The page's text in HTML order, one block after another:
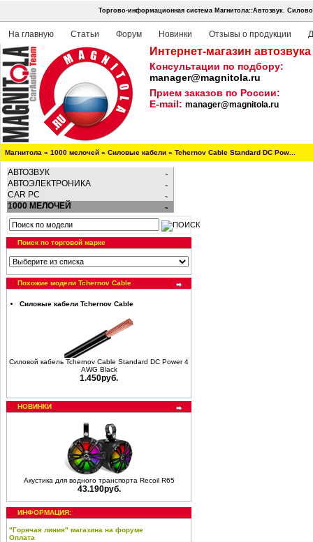
Торгово-информационная система Магнитола::Автозвук.
На главную Статьи Форум Новинки Отзывы о продукции
Интернет-магазин
Консультации по подбору:
manager@magnitola.ru
Прием заказов по России:
E-mail: manager@magnitola.ru
Магнитола » 1000 мелочей » Силовые кабели » Tchernov Cable Standard DC Pow...
АВТОЗВУК
АВТОЭЛЕКТРОНИКА
CAR PC
1000 МЕЛОЧЕЙ
Поиск по торговой марке
Похожие модели Tchernov Cable
Силовые кабели Tchernov Cable
Силовой кабель Tchernov Cable Standard DC Power 4
AWG Black
1.450руб.
НОВИНКИ
Акустика для водного транспорта Recoil R65
43.190руб.
ИНФОРМАЦИЯ:
"Горячая линия" магазина на форуме
Оплата